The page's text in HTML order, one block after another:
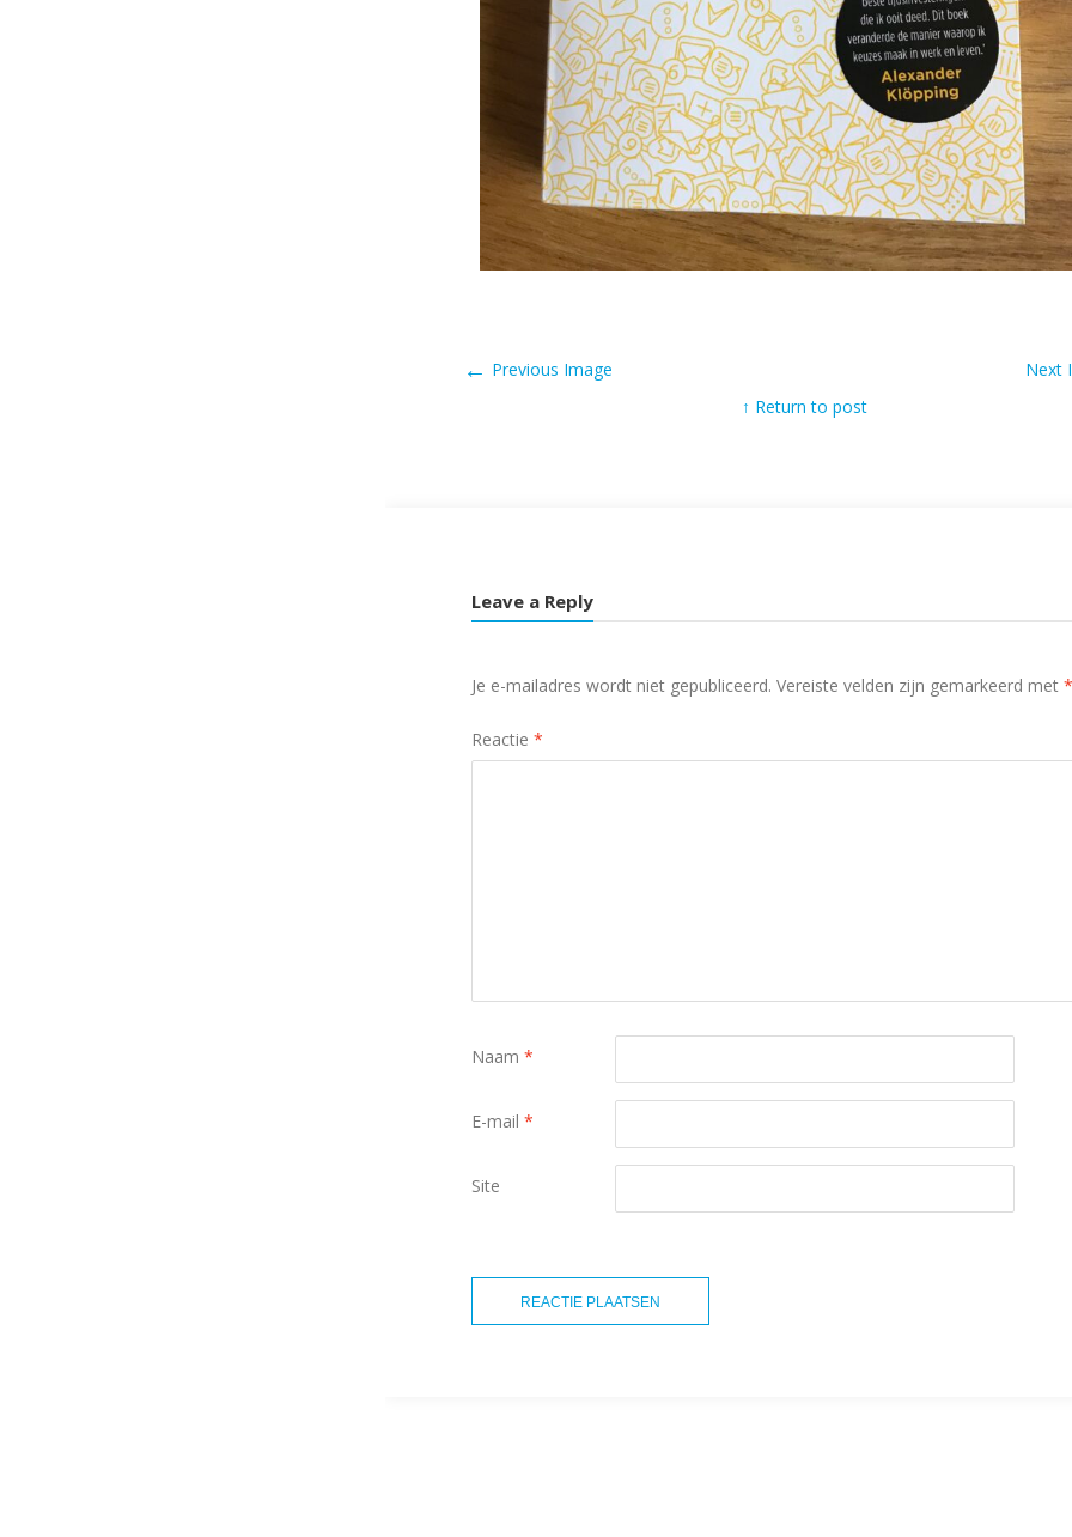
← Previous Image
Next
↑ Return to post
Leave a Reply
Je e-mailadres wordt niet gepubliceerd. Vereiste velden zijn gemarkeerd met *
Reactie *
Naam *
E-mail *
Site